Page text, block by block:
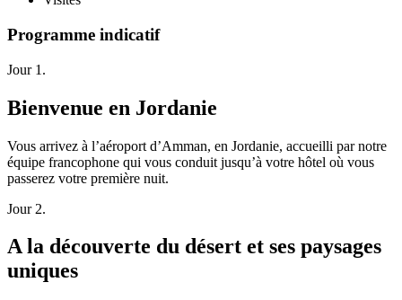
Programme indicatif
Jour 1.
Bienvenue en Jordanie
Vous arrivez à l’aéroport d’Amman, en Jordanie, accueilli par notre
équipe francophone qui vous conduit jusqu’à votre hôtel où vous
passerez votre première nuit.
Jour 2.
A la découverte du désert et ses paysages
uniques